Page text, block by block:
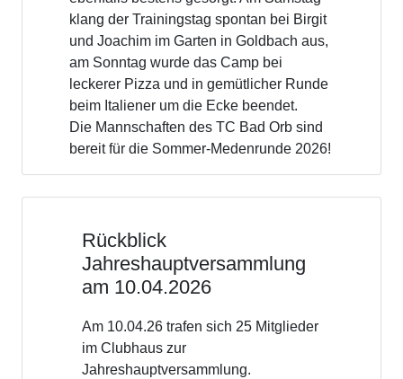
abwechslungsreiche Mischung aus
Koordinationsübungen, gezieltem
Footwork, intensiven Schlagübungen
sowie Matchpraxis. Diese Kombination
sorgte nicht nur für viel Spaß, sondern bot
auch einen idealen Einstieg in die
bevorstehende Turniersaison.
Für das gesellige Miteinander war
ebenfalls bestens gesorgt: Am Samstag
klang der Trainingstag spontan bei Birgit
und Joachim im Garten in Goldbach aus,
leckerer Pizza und in gemütlicher Runde